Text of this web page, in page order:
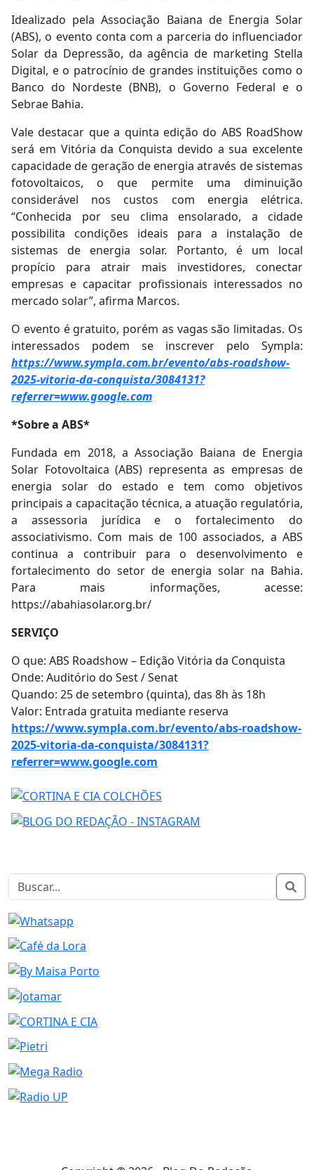
Idealizado pela Associação Baiana de Energia Solar
(ABS), o evento conta com a parceria do influenciador
Solar da Depressão, da agência de marketing Stella
Digital, e o patrocínio de grandes instituições como o
Banco do Nordeste (BNB), o Governo Federal e o
Sebrae Bahia.
Vale destacar que a quinta edição do ABS RoadShow
será em Vitória da Conquista devido a sua excelente
capacidade de geração de energia através de sistemas
fotovoltaicos, o que permite uma diminuição
considerável nos custos com energia elétrica.
“Conhecida por seu clima ensolarado, a cidade
possibilita condições ideais para a instalação de
sistemas de energia solar. Portanto, é um local
propício para atrair mais investidores, conectar
empresas e capacitar profissionais interessados no
mercado solar”, afirma Marcos.
O evento é gratuito, porém as vagas são limitadas. Os
interessados podem se inscrever pelo Sympla:
https://www.sympla.com.br/evento/abs-roadshow-
2025-vitoria-da-conquista/3084131?
referrer=www.google.com
*Sobre a ABS*
Fundada em 2018, a Associação Baiana de Energia
Solar Fotovoltaica (ABS) representa as empresas de
energia solar do estado e tem como objetivos
principais a capacitação técnica, a atuação regulatória,
a assessoria jurídica e o fortalecimento do
associativismo. Com mais de 100 associados, a ABS
continua a contribuir para o desenvolvimento e
fortalecimento do setor de energia solar na Bahia.
Para mais informações, acesse:
https://abahiasolar.org.br/
SERVIÇO
O que: ABS Roadshow – Edição Vitória da Conquista
Onde: Auditório do Sest / Senat
Quando: 25 de setembro (quinta), das 8h às 18h
Valor: Entrada gratuita mediante reserva
https://www.sympla.com.br/evento/abs-roadshow-
2025-vitoria-da-conquista/3084131?
referrer=www.google.com